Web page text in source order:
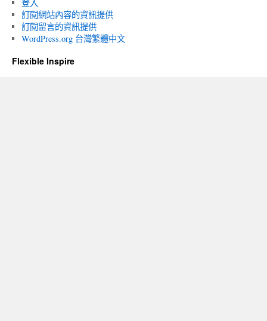
登入
訂閱網站內容的資訊提供
訂閱留言的資訊提供
WordPress.org 台灣繁體中文
Flexible Inspire